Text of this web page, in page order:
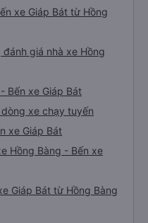
xe Giáp Bát từ Hồng
đánh giá nhà xe Hồng
Bến xe Giáp Bát
xe chạy tuyến
xe Giáp Bát
Hồng Bàng - Bến xe
Giáp Bát từ Hồng Bàng